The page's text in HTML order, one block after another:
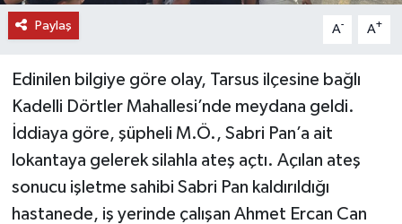
Paylaş A- A+
Edinilen bilgiye göre olay, Tarsus ilçesine bağlı
Kadelli Dörtler Mahallesi’nde meydana geldi.
İddiaya göre, şüpheli M.Ö., Sabri Pan’a ait
lokantaya gelerek silahla ateş açtı. Açılan ateş
sonucu işletme sahibi Sabri Pan kaldırıldığı
hastanede, iş yerinde çalışan Ahmet Ercan Can
RÖPORTAJ
YAZARLAR
RESMİ İLAN
MAGAZİN